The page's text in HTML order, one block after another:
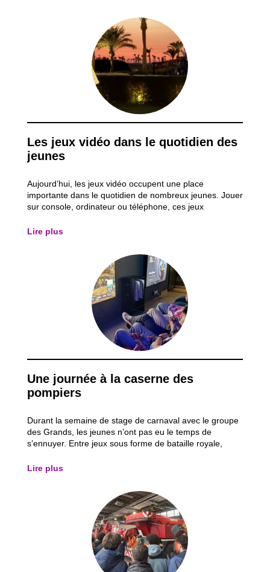
Les jeux vidéo dans le quotidien des
jeunes
Aujourd’hui, les jeux vidéo occupent une place
importante dans le quotidien de nombreux jeunes. Jouer
sur console, ordinateur ou téléphone, ces jeux
l’école, mais aussi une manière de partager des
Lire plus
Une journée à la caserne des
pompiers
Durant la semaine de stage de carnaval avec le groupe
des Grands, les jeunes n’ont pas eu le temps de
s’ennuyer. Entre jeux sous forme de bataille royale,
journée de prévention incendie à la caserne des
Lire plus